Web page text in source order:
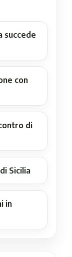
succede
con
di
Sicilia
in